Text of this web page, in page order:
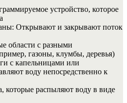
устройство, которое
Открывают и закрывают поток
области с разными
газоны, клумбы, деревья)
с капельницами или
воду непосредственно к
которые распыляют воду в виде